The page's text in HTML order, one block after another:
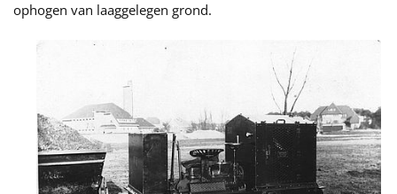
ophogen van laaggelegen grond.